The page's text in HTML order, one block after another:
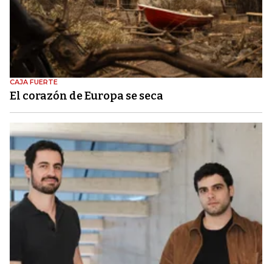
CAJA FUERTE
El corazón de Europa se seca